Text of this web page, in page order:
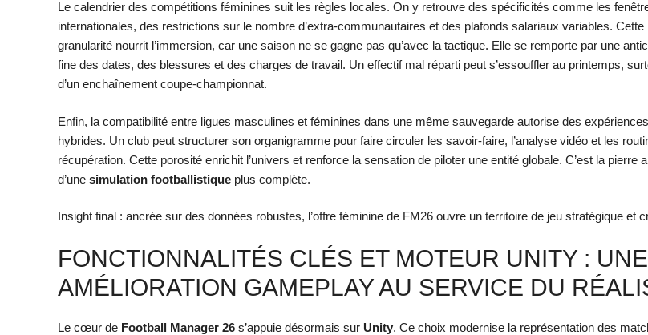
Le calendrier des compétitions féminines suit les règles locales. On y retrouve des spécificités comme les
internationales, des restrictions sur le nombre d’extra-communautaires et des plafonds salariaux variables. Cette
granularité nourrit l’immersion, car une saison ne se gagne pas qu’avec la tactique. Elle se remporte par une
fine des dates, des blessures et des charges de travail. Un effectif mal réparti peut s’essouffler au printemps,
d’un enchaînement coupe-championnat.
Enfin, la compatibilité entre ligues masculines et féminines dans une même sauvegarde autorise des expériences
hybrides. Un club peut structurer son organigramme pour faire circuler les savoir-faire, l’analyse vidéo et les
récupération. Cette porosité enrichit l’univers et renforce la sensation de piloter une entité globale. C’est la pierre
d’une simulation footballistique plus complète.
Insight final : ancrée sur des données robustes, l’offre féminine de FM26 ouvre un territoire de jeu stratégique et
FONCTIONNALITÉS CLÉS ET MOTEUR UNITY : UNE
AMÉLIORATION GAMEPLAY AU SERVICE DU
Le cœur de Football Manager 26 s’appuie désormais sur Unity. Ce choix modernise la représentation des